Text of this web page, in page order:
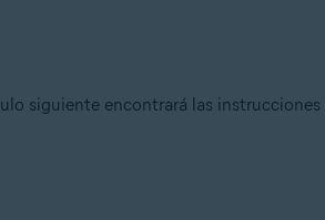
siguiente encontrará las